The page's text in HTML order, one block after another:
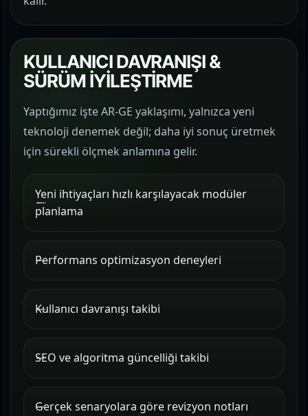
KULLANICI DAVRANIŞI &
SÜRÜM İYİLEŞTİRME
Yaptığımız işte AR-GE yaklaşımı, yalnızca yeni
teknoloji denemek değil; daha iyi sonuç üretmek
için sürekli ölçmek anlamına gelir.
Yeni ihtiyaçları hızlı karşılayacak modüler
planlama
Performans optimizasyon deneyleri
Kullanıcı davranışı takibi
SEO ve algoritma güncelliği takibi
Gerçek senaryolara göre revizyon notları